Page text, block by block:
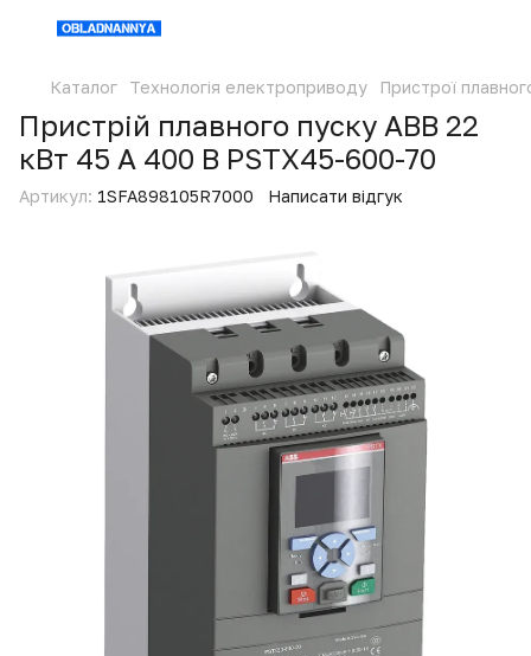
Каталог Технологія електроприводу Пристрої
Пристрій плавного пуску ABB 22
кВт 45 А 400 В PSTX45-600-70
Артикул: 1SFA898105R7000 Написати відгук